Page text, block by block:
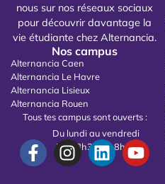
nous sur nos réseaux sociaux
pour découvrir davantage la
vie étudiante chez Alternancia.
Nos campus
Alternancia Caen
Alternancia Le Havre
Alternancia Lisieux
Alternancia Rouen
Tous tes campus sont ouverts :
Du lundi au vendredi
De 08h30 à 18h00